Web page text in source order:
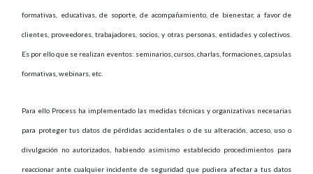
formativas, educativas, de soporte, de acompañamiento, de bienestar, a favor de
clientes, proveedores, trabajadores, socios, y otras personas, entidades y colectivos.
Es por ello que se realizan eventos: seminarios, cursos, charlas, formaciones, capsulas
formativas, webinars, etc.
Para ello Process ha implementado las medidas técnicas y organizativas necesarias
para proteger tus datos de pérdidas accidentales o de su alteración, acceso, uso o
divulgación no autorizados, habiendo asimismo establecido procedimientos para
reaccionar ante cualquier incidente de seguridad que pudiera afectar a tus datos